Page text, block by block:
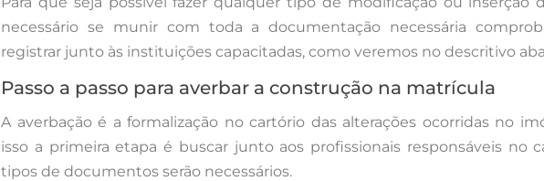
necessário se munir com toda a documentação necessária
registrar junto às instituições capacitadas, como veremos no descritivo
Passo a passo para averbar a construção na matrícula
A averbação é a formalização no cartório das alterações ocorridas no
isso a primeira etapa é buscar junto aos profissionais responsáveis no
tipos de documentos serão necessários.